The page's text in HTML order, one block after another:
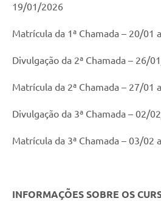
19/01/2026
Matrícula da 1ª Chamada – 20/01
Divulgação da 2ª Chamada – 26/
Matrícula da 2ª Chamada – 27/01
Divulgação da 3ª Chamada – 02/
Matrícula da 3ª Chamada – 03/02
INFORMAÇÕES SOBRE OS